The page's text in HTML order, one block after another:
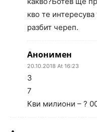
кво те
разбит череп.
Анонимен
20.10.2018 At 16:23
3
7
Кви милиони – ?